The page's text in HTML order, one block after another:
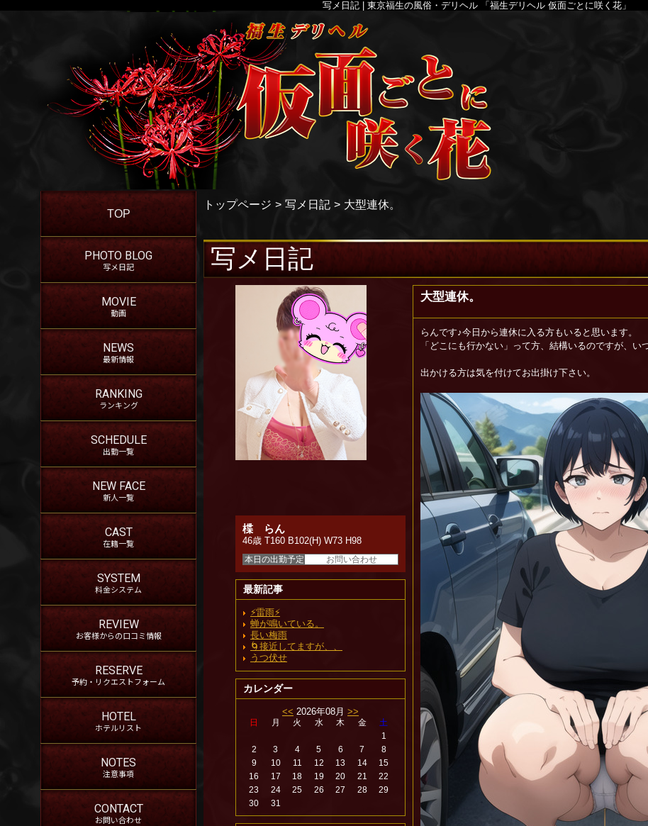
写メ日記 | 東京福生の風俗・デリヘル 「福生デリヘル 仮面ごとに咲く花」
TOP
PHOTO BLOG
写メ日記
MOVIE
動画
NEWS
最新情報
RANKING
ランキング
SCHEDULE
出勤一覧
NEW FACE
新人一覧
CAST
在籍一覧
SYSTEM
料金システム
REVIEW
お客様からの口コミ情報
RESERVE
予約・リクエストフォーム
HOTEL
ホテルリスト
NOTES
注意事項
CONTACT
お問い合わせ
トップページ 写メ日記 大型連休。
写メ日記
楪 らん
46歳 T160 B102(H) W73 H98
本日の出勤予定 お問い合わせ
最新記事
⚡️雷雨⚡️
蝉が鳴いている。
長い梅雨
🌀接近してますが、、
うつ伏せ
カレンダー
<< 2026年08月 >>
日 月 火 水 木 金
土
1
2
3 4 5 6 7
8
9
10 11 12 13 14
15
16
17 18 19 20 21
22
23
24 25 26 27 28
29
30
31
大型連休。
らんです♪今日から連休に入る方もいると思います。
「どこにも行かない」って方、結構いるのですが、い
出かける方は気を付けてお出掛け下さい。